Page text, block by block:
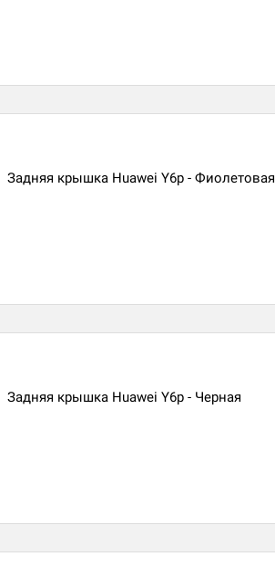
Задняя крышка Huawei Y6p - Фиолетовая
Задняя крышка Huawei Y6p - Черная